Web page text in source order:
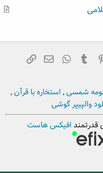
م
Pinterest
Tumblr
WhatsApp
ایمیل
شمسی, استخاره با قرآن,
والپیپر گوشی
افیکس هاست